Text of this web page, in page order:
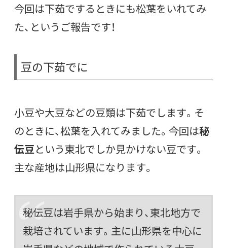
今回は下茹でするときにも松葉をいれてみ
た、というご報告です！
豆の下茹でに
小豆や大豆などの豆類は下茹でします。そ
のときに、松葉を入れてみました。今回は秘
伝豆という東北でしか見かけない豆です。
主な産地は山形県になります。
秘伝豆は岩手県から始まり、東北地方で
栽培されています。主に山形県を中心に